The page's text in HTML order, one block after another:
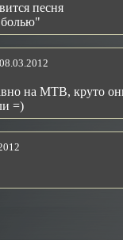
песня
на МТВ, круто
=)